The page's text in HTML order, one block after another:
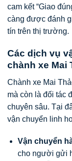
cam kết “Giao
càng được đánh
tín trên thị trường.
Các dịch vụ
chành xe Mai
Chành xe Mai
mà còn là đối tác
chuyên sâu. Tại
vận chuyển linh
Vận chuyển
cho người gửi